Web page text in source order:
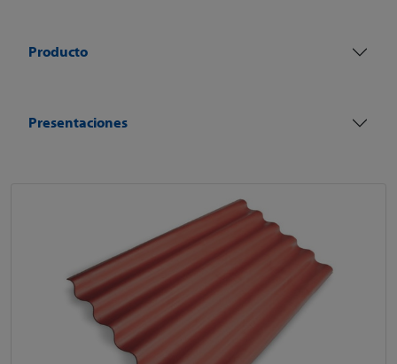
Producto
Presentaciones